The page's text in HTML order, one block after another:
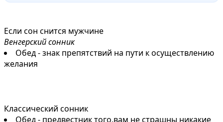
Если сон снится мужчине
Венгерский сонник
Обед - знак препятствий на пути к осуществлению
желания
Классический сонник
Обед - предвестник того,вам не страшны никакие